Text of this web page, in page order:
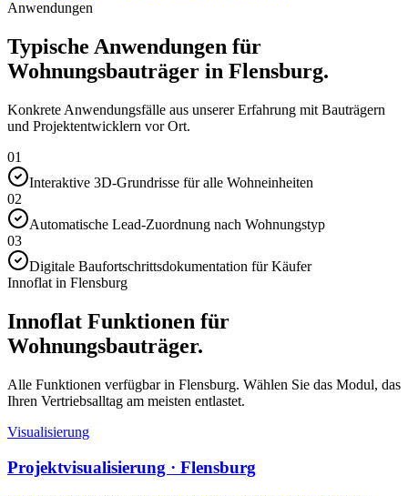
Anwendungen
Typische Anwendungen für
Wohnungsbauträger in Flensburg.
Konkrete Anwendungsfälle aus unserer Erfahrung mit Bauträgern
und Projektentwicklern vor Ort.
01
Interaktive 3D-Grundrisse für alle Wohneinheiten
02
Automatische Lead-Zuordnung nach Wohnungstyp
03
Digitale Baufortschrittsdokumentation für Käufer
Innoflat in Flensburg
Innoflat Funktionen für
Wohnungsbauträger.
Alle Funktionen verfügbar in Flensburg. Wählen Sie das Modul, das
Ihren Vertriebsalltag am meisten entlastet.
Visualisierung
Projektvisualisierung · Flensburg